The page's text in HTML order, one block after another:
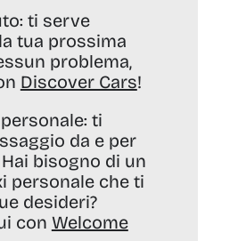
ti serve
tua prossima
problema,
Discover Cars!
ti
da e per
Hai bisogno di un
personale che ti
desideri?
con Welcome